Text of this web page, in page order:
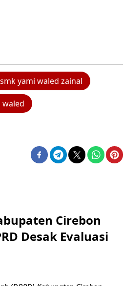
yami waled zainal
waled
Cirebon
Desak Evaluasi